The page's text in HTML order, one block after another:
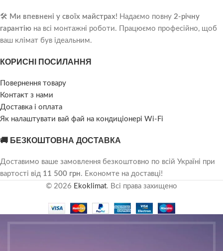
🛠️ Ми впевнені у своїх майстрах! Надаємо повну 2-річну
гарантію на всі монтажні роботи. Працюємо професійно, щоб
ваш клімат був ідеальним.
КОРИСНІ ПОСИЛАННЯ
Повернення товару
Контакт з нами
Доставка і оплата
Як налаштувати вай фай на кондиціонері Wi-Fi
🚚 БЕЗКОШТОВНА ДОСТАВКА
Доставимо ваше замовлення безкоштовно по всій Україні при
вартості від 11 500 грн. Економте на доставці!
© 2026 Ekoklimat. Всі права захищено